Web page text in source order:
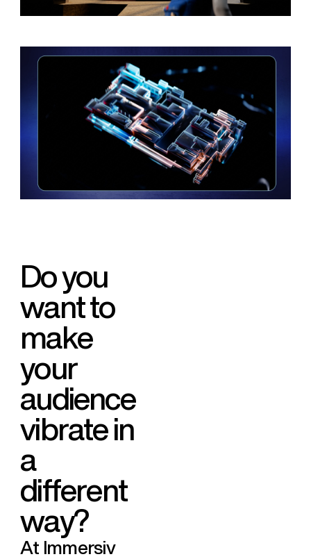
Doyou
wantto
make
your
audience
vibrate in
a
different
way?
At Immersiv